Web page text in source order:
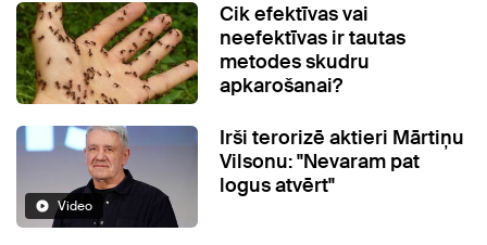
Cik efektīvas vai
neefektīvas ir tautas
metodes skudru
apkarošanai?
Video
Irši terorizē aktieri Mārtiņu
Vilsonu: "Nevaram pat
logus atvērt"